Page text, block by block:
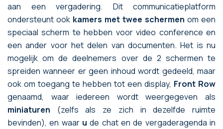
aan een vergadering. Dit communicatieplatform
ondersteunt ook kamers met twee schermen om een
speciaal scherm te hebben voor video conference en
een ander voor het delen van documenten. Het is nu
mogelijk om de deelnemers over de 2 schermen te
spreiden wanneer er geen inhoud wordt gedeeld, maar
ook om toegang te hebben tot een display, Front Row
genaamd, waar iedereen wordt weergegeven als
miniaturen (zelfs als ze zich in dezelfde ruimte
bevinden), en waar u de chat en de vergaderagenda in